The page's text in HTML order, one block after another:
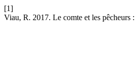
[1]
Viau, R. 2017. Le comte et les pêcheurs